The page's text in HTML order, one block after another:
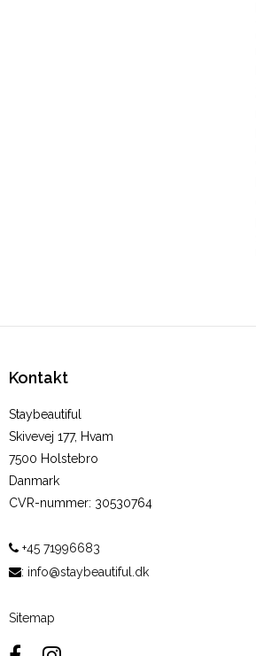
Kontakt
Staybeautiful
Skivevej 177, Hvam
7500 Holstebro
Danmark
CVR-nummer: 30530764
+45 71996683
: info@staybeautiful.dk
Sitemap